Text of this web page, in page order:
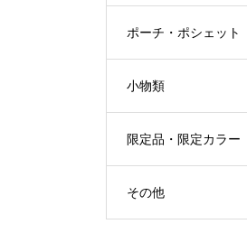
ポーチ・ポシェット
小物類
限定品・限定カラー
その他